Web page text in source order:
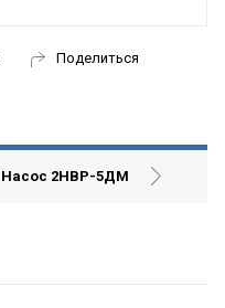
Поделиться
Насос 2НВР-5ДМ